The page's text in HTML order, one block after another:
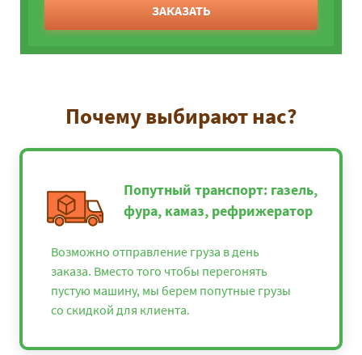
ЗАКАЗАТЬ
Почему выбирают нас?
Попутный транспорт: газель,
фура, камаз, рефрижератор
Возможно отправление груза в день
заказа. Вместо того чтобы перегонять
пустую машину, мы берем попутные грузы
со скидкой для клиента.